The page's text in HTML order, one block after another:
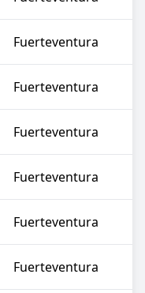
Fuerteventura
Fuerteventura
Fuerteventura
Fuerteventura
Fuerteventura
Fuerteventura